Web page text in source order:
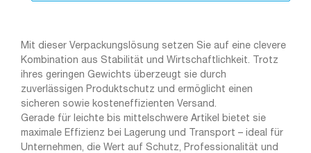
Mit dieser Verpackungslösung setzen Sie auf eine clevere
Kombination aus Stabilität und Wirtschaftlichkeit. Trotz
ihres geringen Gewichts überzeugt sie durch
zuverlässigen Produktschutz und ermöglicht einen
sicheren sowie kosteneffizienten Versand.
Gerade für leichte bis mittelschwere Artikel bietet sie
maximale Effizienz bei Lagerung und Transport – ideal für
Unternehmen, die Wert auf Schutz, Professionalität und